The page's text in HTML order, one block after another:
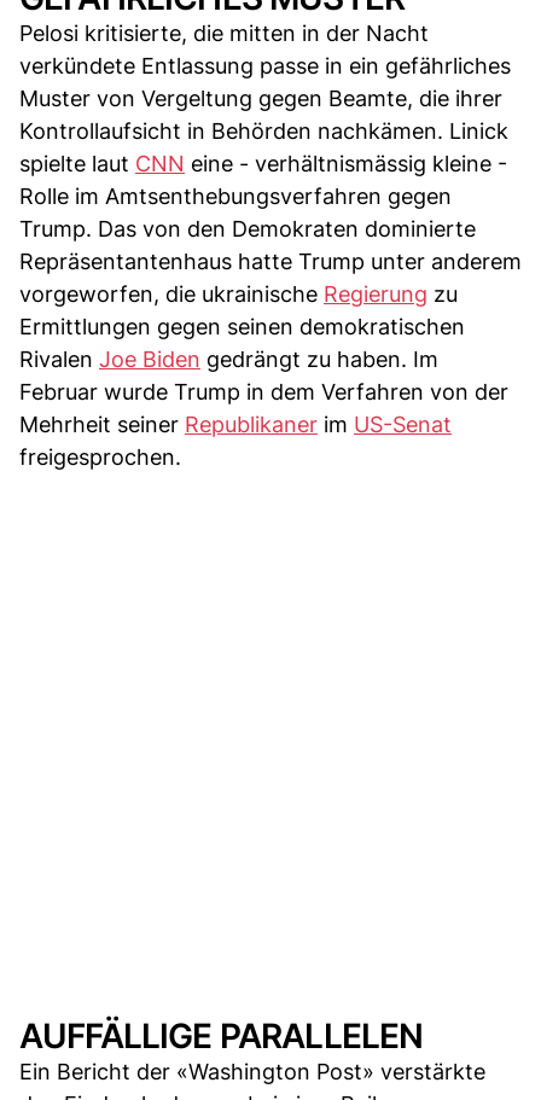
Pelosi kritisierte, die mitten in der Nacht
verkündete Entlassung passe in ein gefährliches
Muster von Vergeltung gegen Beamte, die ihrer
Kontrollaufsicht in Behörden nachkämen. Linick
spielte laut CNN eine - verhältnismässig kleine -
Rolle im Amtsenthebungsverfahren gegen
Trump. Das von den Demokraten dominierte
Repräsentantenhaus hatte Trump unter anderem
vorgeworfen, die ukrainische Regierung zu
Ermittlungen gegen seinen demokratischen
Rivalen Joe Biden gedrängt zu haben. Im
Februar wurde Trump in dem Verfahren von der
Mehrheit seiner Republikaner im US-Senat
freigesprochen.
AUFFÄLLIGE PARALLELEN
Ein Bericht der «Washington Post» verstärkte